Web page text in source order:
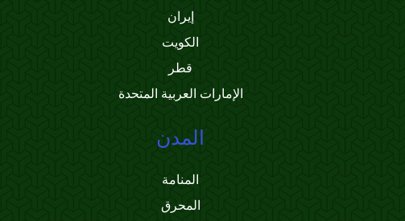
إيران
الكويت
قطر
الإمارات العربية المتحدة
المدن
المنامة
المحرق